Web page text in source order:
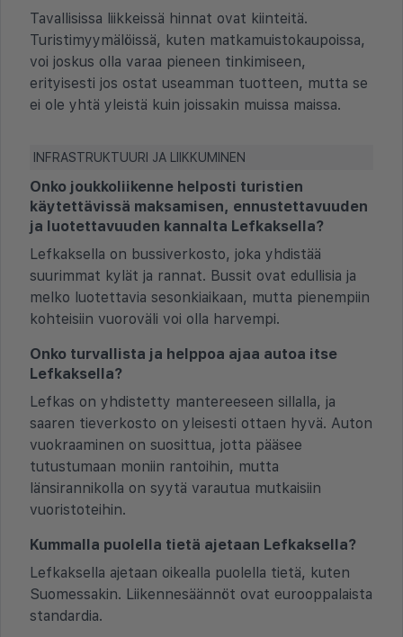
Tavallisissa liikkeissä hinnat ovat kiinteitä.
Turistimyymälöissä, kuten matkamuistokaupoissa,
voi joskus olla varaa pieneen tinkimiseen,
erityisesti jos ostat useamman tuotteen, mutta se
ei ole yhtä yleistä kuin joissakin muissa maissa.
INFRASTRUKTUURI JA LIIKKUMINEN
Onko joukkoliikenne helposti turistien
käytettävissä maksamisen, ennustettavuuden
ja luotettavuuden kannalta Lefkaksella?
Lefkaksella on bussiverkosto, joka yhdistää
suurimmat kylät ja rannat. Bussit ovat edullisia ja
melko luotettavia sesonkiaikaan, mutta pienempiin
kohteisiin vuoroväli voi olla harvempi.
Onko turvallista ja helppoa ajaa autoa itse
Lefkaksella?
Lefkas on yhdistetty mantereeseen sillalla, ja
saaren tieverkosto on yleisesti ottaen hyvä. Auton
vuokraaminen on suosittua, jotta pääsee
tutustumaan moniin rantoihin, mutta
länsirannikolla on syytä varautua mutkaisiin
vuoristoteihin.
Kummalla puolella tietä ajetaan Lefkaksella?
Lefkaksella ajetaan oikealla puolella tietä, kuten
Suomessakin. Liikennesäännöt ovat eurooppalaista
standardia.